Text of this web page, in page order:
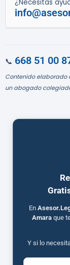
¿Necesitas
📞 668 51 00
Contenido elaborado
un abogado
En
Amaraque
Y si lo